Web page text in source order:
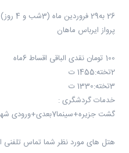
26 به29 فروردین ماه (3شب و 4 روز)
پرواز ایرباس ماهان
100 تومان نقدی الباقی اقساط 6ماه
2تخته:1455 ت
3تخته:1330 ت
خدمات گردشگری :
گشت جزیره+سینما7بعدی+ورودی شهربازی هایلند+ورودی سافاری #رایگان
هتل های مورد نظر شما تماس تلفنی